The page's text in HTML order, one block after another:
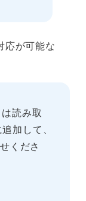
応が可能な
読み取
加して、
くださ